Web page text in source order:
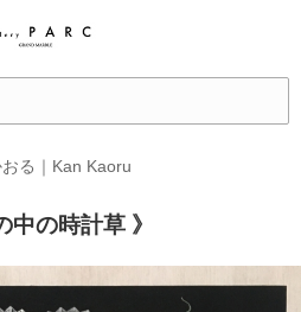
る｜Kan Kaoru
の時計草 》